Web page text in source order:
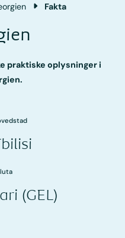
Fakta
praktiske oplysninger i
(GEL)